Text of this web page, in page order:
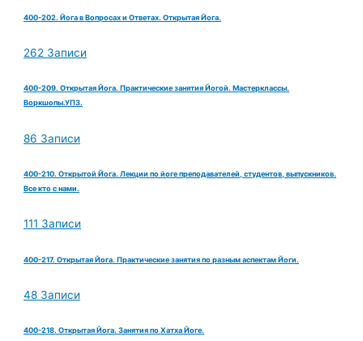
400-202. Йога в Вопросах и Ответах. Открытая Йога.
262 Записи
400-209. Открытая Йога. Практические занятия Йогой. Мастерклассы.
Воркшопы.УПЗ.
86 Записи
400-210. Открытой Йога. Лекции по йоге преподавателей, студентов, выпускников.
Все кто с нами.
111 Записи
400-217. Открытая Йога. Практические занятия по разным аспектам Йоги.
48 Записи
400-218. Открытая Йога. Занятия по Хатха Йоге.